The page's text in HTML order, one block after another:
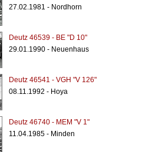
27.02.1981 - Nordhorn
Deutz 46539 - BE "D 10"
29.01.1990 - Neuenhaus
Deutz 46541 - VGH "V 126"
08.11.1992 - Hoya
Deutz 46740 - MEM "V 1"
11.04.1985 - Minden